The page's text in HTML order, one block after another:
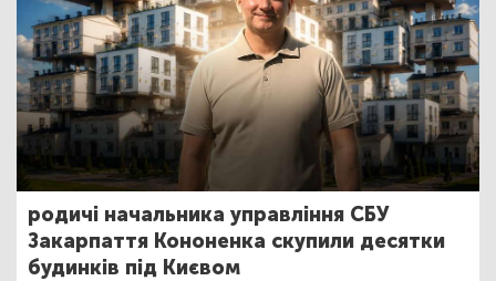
родичі начальника управління СБУ
Закарпаття Кононенка скупили десятки
будинків під Києвом